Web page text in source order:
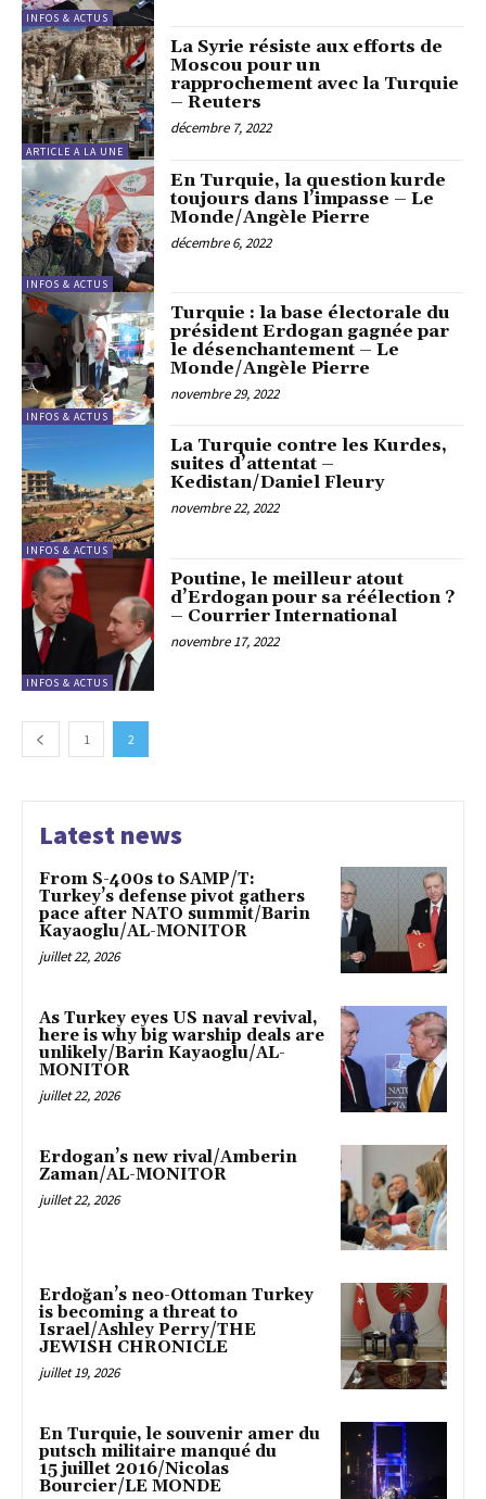
INFOS & ACTUS
ARTICLE A LA UNE
La Syrie résiste aux efforts de
Moscou pour un
rapprochement avec la Turquie
– Reuters
décembre 7, 2022
INFOS & ACTUS
En Turquie, la question kurde
toujours dans l’impasse – Le
Monde/Angèle Pierre
décembre 6, 2022
INFOS & ACTUS
Turquie : la base électorale du
président Erdogan gagnée par
le désenchantement – Le
Monde/Angèle Pierre
novembre 29, 2022
INFOS & ACTUS
La Turquie contre les Kurdes,
suites d’attentat –
Kedistan/Daniel Fleury
novembre 22, 2022
INFOS & ACTUS
Poutine, le meilleur atout
d’Erdogan pour sa réélection ?
– Courrier International
novembre 17, 2022
1 2
Latest news
From S-400s to SAMP/T:
Turkey’s defense pivot gathers
pace after NATO summit/Barin
Kayaoglu/AL-MONITOR
juillet 22, 2026
As Turkey eyes US naval revival,
here is why big warship deals are
unlikely/Barin Kayaoglu/AL-
MONITOR
juillet 22, 2026
Erdogan’s new rival/Amberin
Zaman/AL-MONITOR
juillet 22, 2026
Erdoğan’s neo-Ottoman Turkey
is becoming a threat to
Israel/Ashley Perry/THE
JEWISH CHRONICLE
juillet 19, 2026
En Turquie, le souvenir amer du
putsch militaire manqué du
15 juillet 2016/Nicolas
Bourcier/LE MONDE